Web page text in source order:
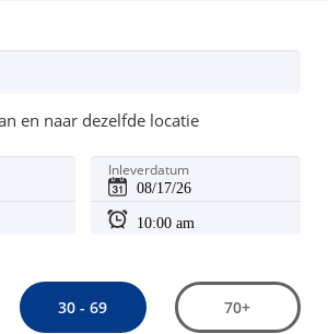
en naar dezelfde locatie
Inleverdatum
30 - 69 70+